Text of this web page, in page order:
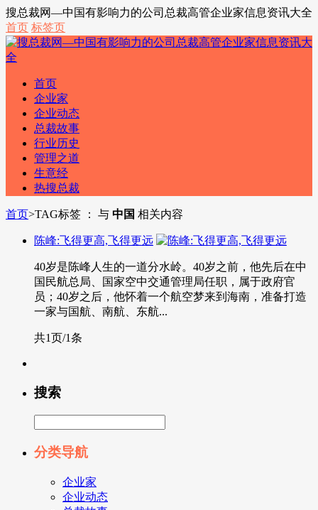
搜总裁网—中国有影响力的公司总裁高管企业家信息资讯大全
首页 标签页
首页
企业家
企业动态
总裁故事
行业历史
管理之道
生意经
热搜总裁
首页>TAG标签 ： 与 中国 相关内容
陈峰:飞得更高,飞得更远
40岁是陈峰人生的一道分水岭。40岁之前，他先后在中
国民航总局、国家空中交通管理局任职，属于政府官
员；40岁之后，他怀着一个航空梦来到海南，准备打造
一家与国航、南航、东航...
共1页/1条
搜索
分类导航
企业家
企业动态